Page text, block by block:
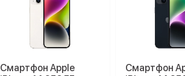
Смартфон Apple
Смартфон